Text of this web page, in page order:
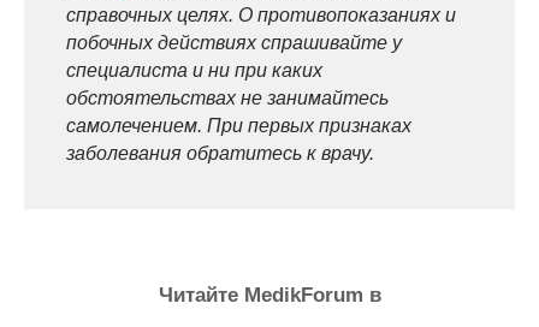
справочных целях. О противопоказаниях и
побочных действиях спрашивайте у
специалиста и ни при каких
обстоятельствах не занимайтесь
самолечением. При первых признаках
заболевания обратитесь к врачу.
Читайте MedikForum в